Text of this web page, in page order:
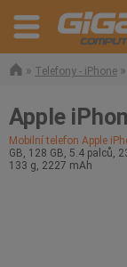
» Telefony - iPhone »
Apple
Mobilní telefon Apple
GB, 128 GB, 5.4 palců,
133 g, 2227 mAh